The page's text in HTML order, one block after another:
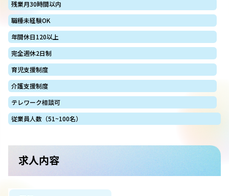
残業月30時間以内
職種未経験OK
年間休日120以上
完全週休2日制
育児支援制度
介護支援制度
テレワーク相談可
従業員人数（51~100名）
求人内容